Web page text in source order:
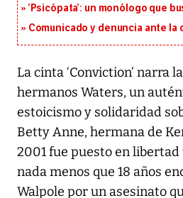
‘Psicópata’: un monólogo que
Comunicado y denuncia ante la
La cinta ‘Conviction’ narra
hermanos Waters, un
estoicismo y solidaridad
Betty Anne, hermana de
2001 fue puesto en
nada menos que 18 años
Walpole por un asesinato